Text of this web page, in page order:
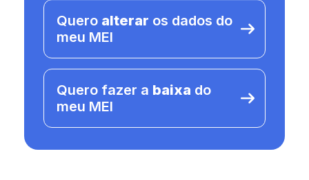
Quero alterar os dados do
meu MEI
Quero fazer a baixa do
meu MEI